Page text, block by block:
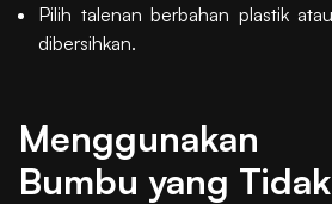
Pilih talenan berbahan plastik
dibersihkan.
Bumbu yang